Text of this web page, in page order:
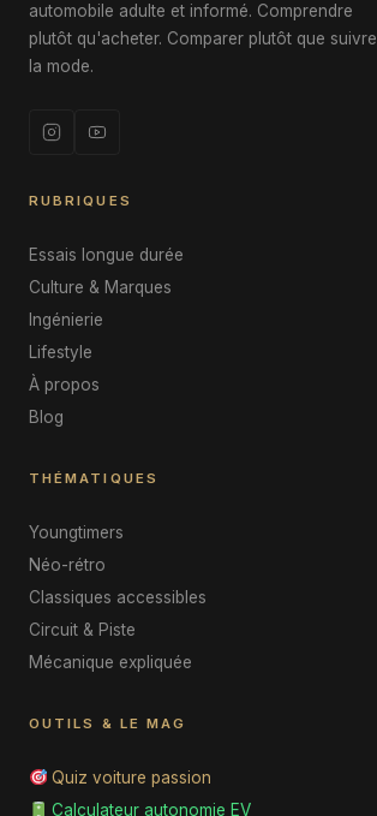
automobile adulte et informé. Comprendre
plutôt qu'acheter. Comparer plutôt que suivre
la mode.
RUBRIQUES
Essais longue durée
Culture & Marques
Ingénierie
Lifestyle
À propos
Blog
THÉMATIQUES
Youngtimers
Néo-rétro
Classiques accessibles
Circuit & Piste
Mécanique expliquée
OUTILS & LE MAG
Quiz voiture passion
Calculateur autonomie EV